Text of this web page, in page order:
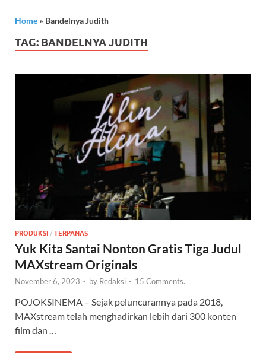
Home » Bandelnya Judith
TAG: BANDELNYA JUDITH
PRODUKSI / TERPANAS
Yuk Kita Santai Nonton Gratis Tiga Judul
MAXstream Originals
November 6, 2023 - by Redaksi - 15 Comments.
POJOKSINEMA – Sejak peluncurannya pada 2018,
MAXstream telah menghadirkan lebih dari 300 konten
film dan …